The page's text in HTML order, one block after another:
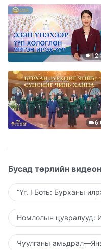
Бусад төрлийн
“Үг. I Боть: Бурханы
Номлолын цувралууд:
Чуулганы